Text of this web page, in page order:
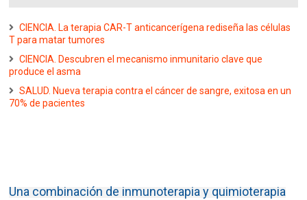
CIENCIA. La terapia CAR-T anticancerígena rediseña las células
T para matar tumores
CIENCIA. Descubren el mecanismo inmunitario clave que
produce el asma
SALUD. Nueva terapia contra el cáncer de sangre, exitosa en un
70% de pacientes
Una combinación de inmunoterapia y quimioterapia